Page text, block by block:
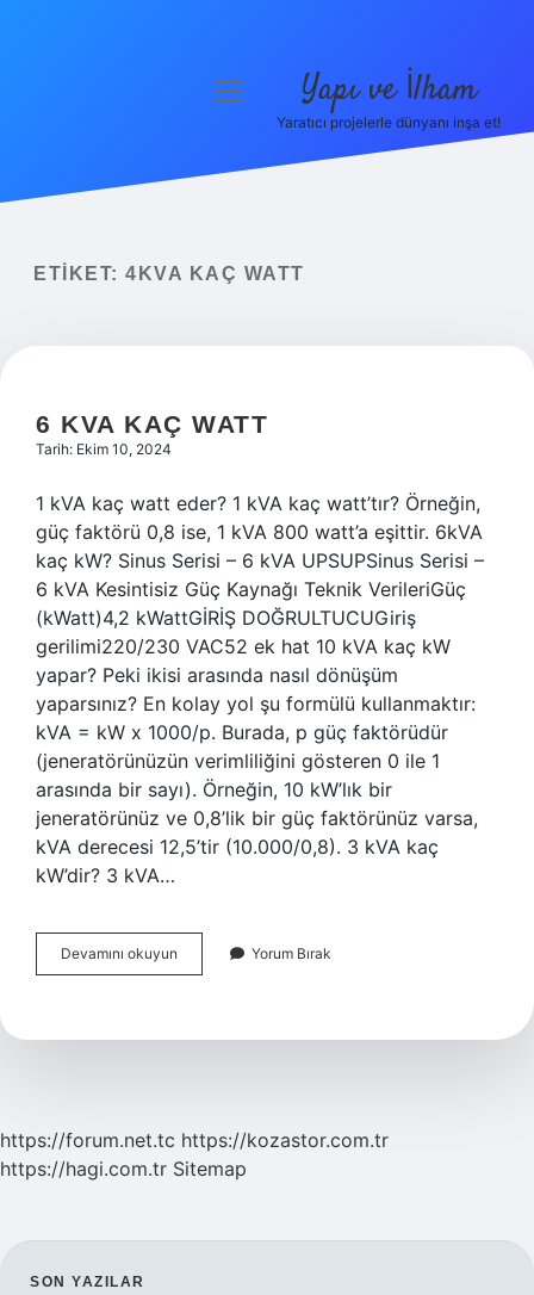
Yasal Uyarı
menüyü
Yapı ve İlham
Yaratıcı projelerle dünyanı inşa et!
ETIKET: 4KVA KAÇ WATT
6 KVA KAÇ WATT
Tarih: Ekim 10, 2024
1 kVA kaç watt eder? 1 kVA kaç watt’tır? Örneğin,
güç faktörü 0,8 ise, 1 kVA 800 watt’a eşittir. 6kVA
kaç kW? Sinus Serisi – 6 kVA UPSUPSinus Serisi –
6 kVA Kesintisiz Güç Kaynağı Teknik VerileriGüç
(kWatt)4,2 kWattGİRİŞ DOĞRULTUCUGiriş
gerilimi220/230 VAC52 ek hat 10 kVA kaç kW
yapar? Peki ikisi arasında nasıl dönüşüm
yaparsınız? En kolay yol şu formülü kullanmaktır:
kVA = kW x 1000/p. Burada, p güç faktörüdür
(jeneratörünüzün verimliliğini gösteren 0 ile 1
arasında bir sayı). Örneğin, 10 kW’lık bir
jeneratörünüz ve 0,8’lik bir güç faktörünüz varsa,
kVA derecesi 12,5’tir (10.000/0,8). 3 kVA kaç
kW’dir? 3 kVA…
Devamını okuyun
Kva
Yorum Bırak
https://forum.net.tc https://kozastor.com.tr
https://hagi.com.tr Sitemap
SON YAZILAR